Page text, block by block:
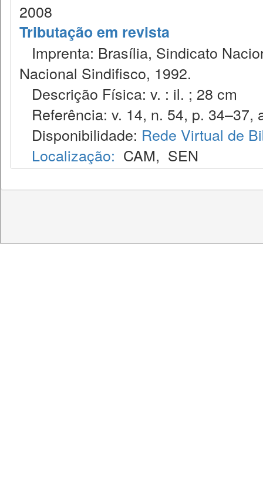
2008
Tributação em revista
Imprenta: Brasília, Sindicato
Nacional Sindifisco, 1992.
Descrição Física: v. : il. ; 28 cm
Referência: v. 14, n. 54, p. 34–37,
Disponibilidade: Rede Virtual de
Localização: CAM, SEN